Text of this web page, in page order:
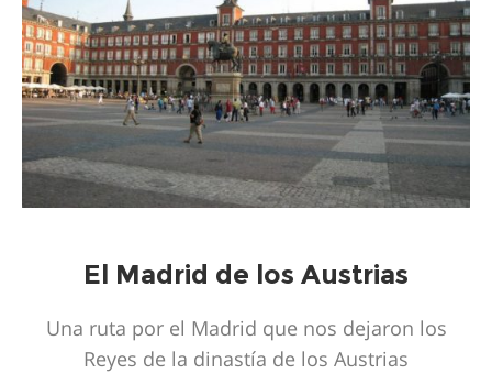
El Madrid de los Austrias
Una ruta por el Madrid que nos dejaron los
Reyes de la dinastía de los Austrias